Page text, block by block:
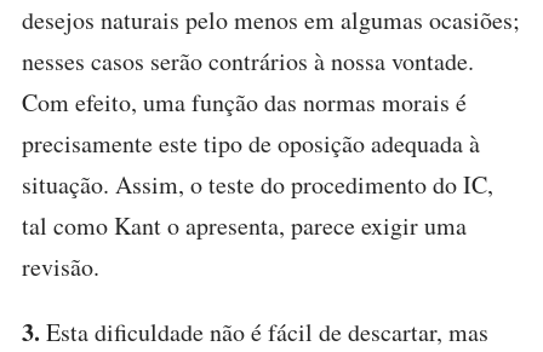
desejos naturais pelo menos em algumas ocasiões;
nesses casos serão contrários à nossa vontade.
Com efeito, uma função das normas morais é
precisamente este tipo de oposição adequada à
situação. Assim, o teste do procedimento do IC,
tal como Kant o apresenta, parece exigir uma
revisão.
3. Esta dificuldade não é fácil de descartar, mas